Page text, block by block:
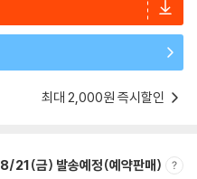
최대 2,000원 즉시할인
8/21(금) 발송예정(예약판매)